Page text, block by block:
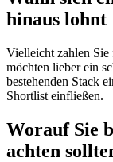
hinaus lohnt
Vielleicht zahlen Sie
möchten lieber ein
bestehenden Stack
Shortlist einfließen.
Worauf Sie
achten